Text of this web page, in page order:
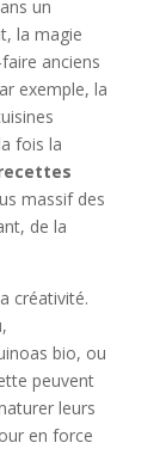
un
la magie
anciens
exemple, la
fois la
massif des
de la
créativité.
bio, ou
peuvent
leurs
en force